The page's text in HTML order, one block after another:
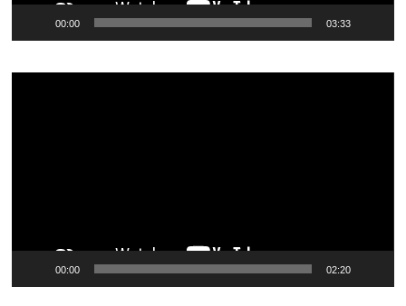
00:00 03:33
00:00 02:20